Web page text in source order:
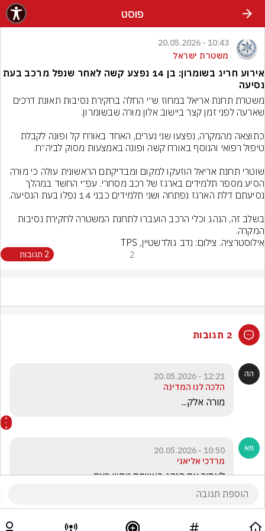
פוסט
10:43 - 20.05.2026
משטרת ישראל
אירוע חריג בשומרון: בן 14 נפצע קשה לאחר שנפל מרכב בעת
נסיעה
הסיע מספר תלמידים בארגז של רכב מסחרי. עפ״י החשד במהלך
המקרה.
אילוסטרציה. צילום: נדב גולדשטיין, TPS
2 2 תגובות
2 תגובות
12:21 - 20.05.2026
הלכה לנו המדינה
מורה אלק...
10:50 - 20.05.2026
מרדכי אליאני
לאסור את הנהג באשמת ניסיון רצח